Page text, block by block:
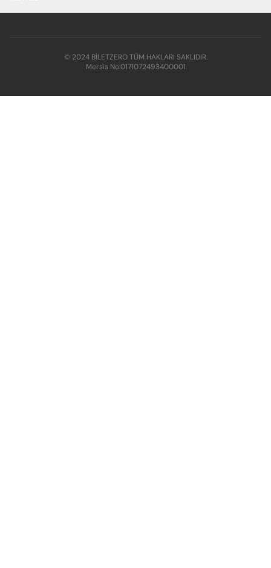
© 2024 BİLETZERO TÜM HAKLARI SAKLIDIR.
Mersis No:0171072493400001